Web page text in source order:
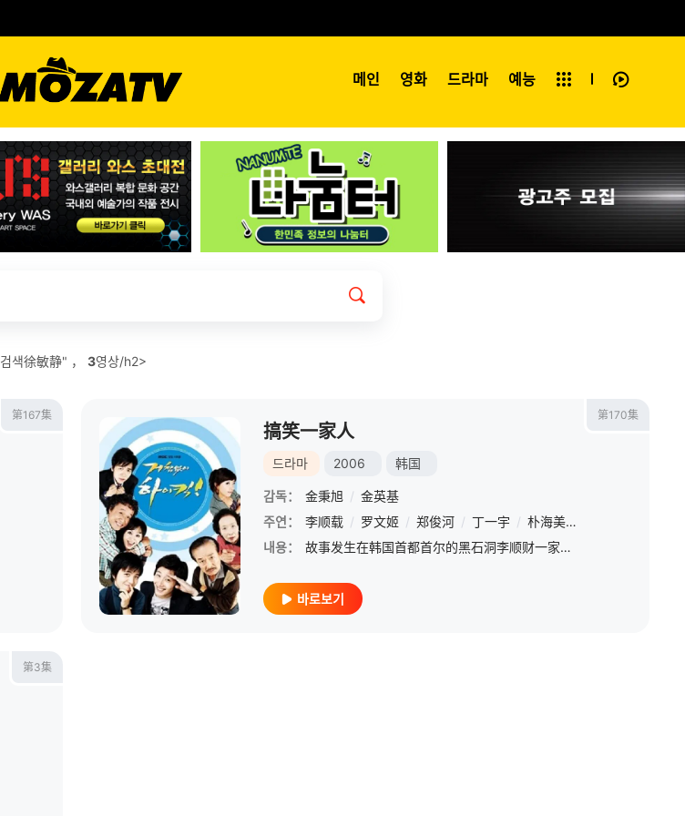
메인 영화 드라마 예능
전체보기
검색徐敏静" ， 3영상/h2>
第167集
/ 崔民勇 / 金汎 / 徐敏静
申智
第170集
搞笑一家人
드라마 2006 韩国
감독： 金秉旭 / 金英基
주연：
李顺载 / 罗文姬 / 郑俊河 / 丁一宇 / 朴海美 /
내용：
故事发生在韩国首都首尔的黑石洞李顺财一家，儿子李民永（崔民永 饰）和媳妇申智（申智 饰）正式离婚，申智留下孩子前往俄罗斯进修，将房子租给同学徐敏静（徐敏静 饰）。民永在父母家过起偷居过程，后因申智在俄
바로보기
第3集